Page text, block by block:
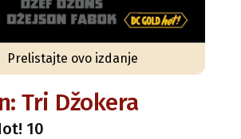
Prelistajte ovo izdanje
Tri Džokera
10